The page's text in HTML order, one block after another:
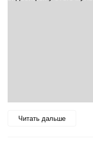
Читать дальше